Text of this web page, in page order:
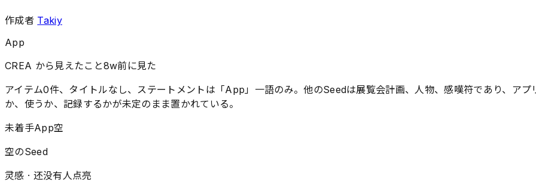
作成者 Takiy
App
CREA から見えたこと8w前に見た
アイテム0件、タイトルなし、ステートメントは「App」一語のみ。他のSeedは展覧会計画、人物、感嘆符であり、ア
か、使うか、記録するかが未定のまま置かれている。
未着手App空
空のSeed
灵感 · 还没有人点亮